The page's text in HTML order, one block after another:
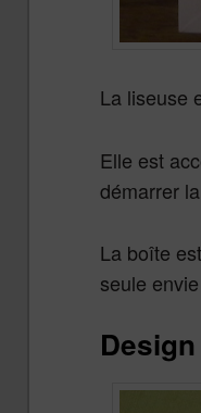
La liseuse
Elle est
démarrer la
La boîte
seule